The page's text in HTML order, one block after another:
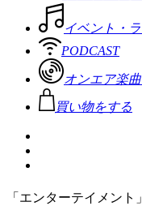
イベント・
PODCAST
オンエア楽
買い物をする
「エンターテイメン